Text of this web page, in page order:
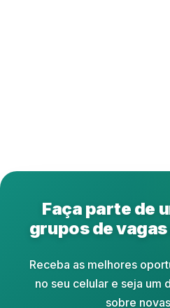
Faça parte de
grupos de
Receba as melhores
no seu celular e seja um
sobre